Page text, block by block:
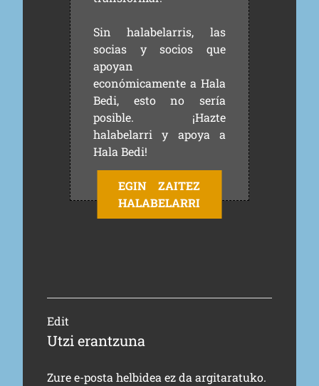
Sin halabelarris, las
socias y socios que
apoyan
económicamente a Hala
Bedi, esto no sería
posible. ¡Hazte
halabelarri y apoya a
Hala Bedi!
EGIN ZAITEZ
HALABELARRI
Edit
Utzi erantzuna
Zure e-posta helbidea ez da argitaratuko.